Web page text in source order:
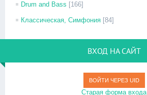
Drum and Bass [166]
Классическая, Симфония [84]
ВХОД НА САЙТ
ВОЙТИ ЧЕРЕЗ UID
Старая форма входа